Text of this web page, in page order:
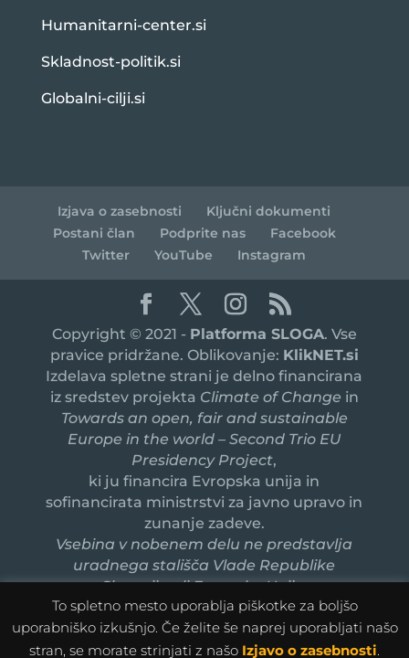
Humanitarni-center.si
Skladnost-politik.si
Globalni-cilji.si
Izjava o zasebnosti
Ključni dokumenti
Postani član
Podprite nas
Facebook
Twitter
YouTube Instagram
Copyright © 2021 - Platforma SLOGA. Vse
pravice pridržane. Oblikovanje: KlikNET.si
Izdelava spletne strani je delno financirana
iz sredstev projekta Climate of Change in
Towards an open, fair and sustainable
Europe in the world – Second Trio EU
Presidency Project,
ki ju financira Evropska unija in
sofinancirata ministrstvi za javno upravo in
zunanje zadeve.
Vsebina v nobenem delu ne predstavlja
uradnega stališča Vlade Republike
Slovenije ali Evropske Unije.
To spletno mesto uporablja piškotke za boljšo
uporabniško izkušnjo. Če želite še naprej uporabljati našo
stran, se morate strinjati z našo Izjavo o zasebnosti.